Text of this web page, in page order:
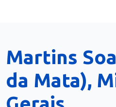
Martins
da Mata),